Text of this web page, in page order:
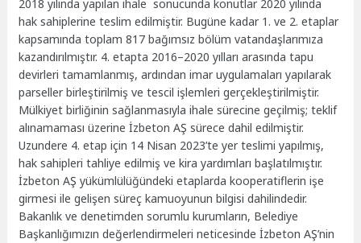
2018 yılında yapılan ihale sonucunda konutlar 2020 yılında
hak sahiplerine teslim edilmiştir. Bugüne kadar 1. ve 2. etaplar
kapsamında toplam 817 bağımsız bölüm vatandaşlarımıza
kazandırılmıştır. 4. etapta 2016–2020 yılları arasında tapu
devirleri tamamlanmış, ardından imar uygulamaları yapılarak
parseller birleştirilmiş ve tescil işlemleri gerçekleştirilmiştir.
Mülkiyet birliğinin sağlanmasıyla ihale sürecine geçilmiş; teklif
alınamaması üzerine İzbeton AŞ sürece dahil edilmiştir.
Uzundere 4. etap için 14 Nisan 2023’te yer teslimi yapılmış,
hak sahipleri tahliye edilmiş ve kira yardımları başlatılmıştır.
İzbeton AŞ yükümlülüğündeki etaplarda kooperatiflerin işe
girmesi ile gelişen süreç kamuoyunun bilgisi dahilindedir.
Bakanlık ve denetimden sorumlu kurumların, Belediye
Başkanlığımızın değerlendirmeleri neticesinde İzbeton AŞ’nin